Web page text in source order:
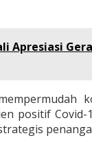
Apresiasi
positif